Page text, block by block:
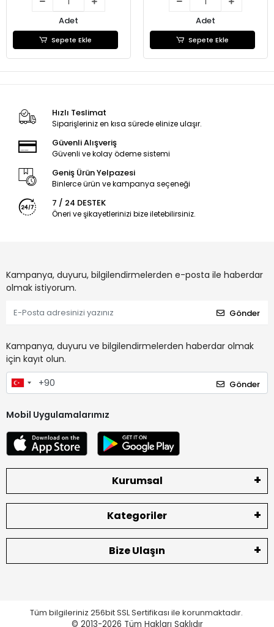
Adet
Sepete Ekle
Adet
Sepete Ekle
Hızlı Teslimat
Siparişleriniz en kısa sürede elinize ulaşır.
Güvenli Alışveriş
Güvenli ve kolay ödeme sistemi
Geniş Ürün Yelpazesi
Binlerce ürün ve kampanya seçeneği
7 / 24 DESTEK
Öneri ve şikayetlerinizi bize iletebilirsiniz.
Kampanya, duyuru, bilgilendirmelerden e-posta ile haberdar
olmak istiyorum.
Gönder
Kampanya, duyuru ve bilgilendirmelerden haberdar olmak
için kayıt olun.
Gönder
Mobil Uygulamalarımız
Kurumsal
Kategoriler
Bize Ulaşın
Tüm bilgileriniz 256bit SSL Sertifikası ile korunmaktadır.
© 2013-2026 Tüm Hakları Saklıdır